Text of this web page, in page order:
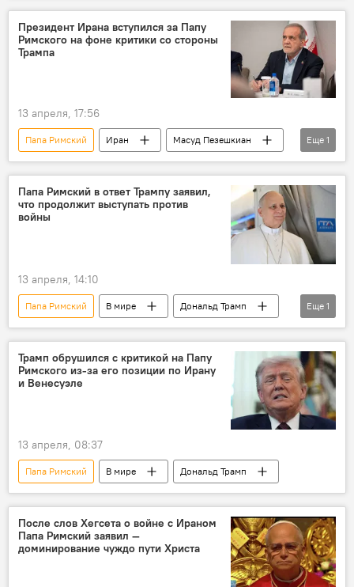
Президент Ирана вступился за Папу
Римского на фоне критики со стороны
Трампа
13 апреля, 17:56
Папа Римский Иран
Масуд Пезешкиан
В мире
Еще 1
Папа Римский в ответ Трампу заявил,
что продолжит выступать против
войны
13 апреля, 14:10
Папа Римский В мире
Дональд Трамп
война
Еще 1
Трамп обрушился с критикой на Папу
Римского из-за его позиции по Ирану
и Венесуэле
13 апреля, 08:37
Папа Римский В мире Дональд Трамп
После слов Хегсета о войне с Ираном
Папа Римский заявил —
доминирование чуждо пути Христа